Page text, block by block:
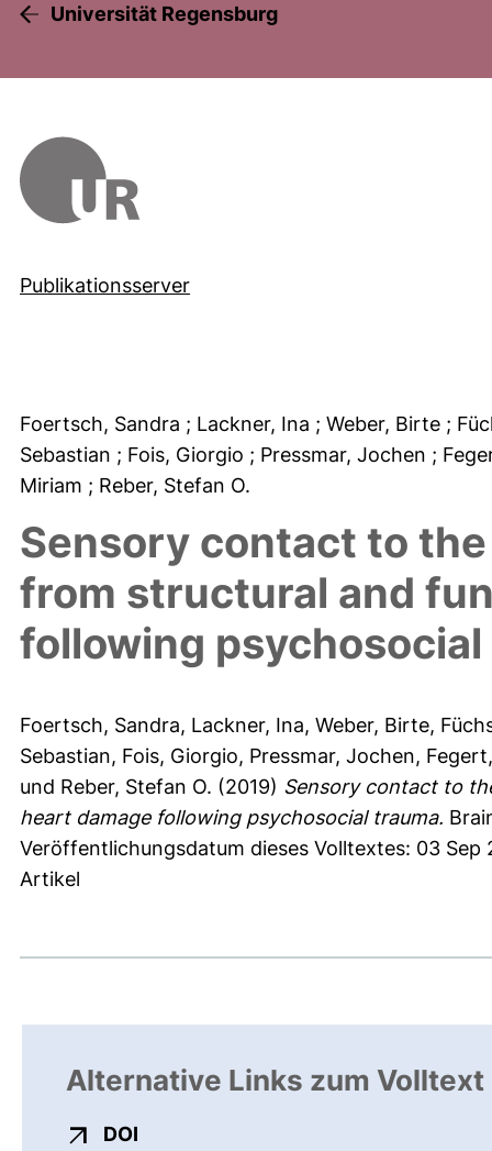
Universität Regensburg
Publikationsserver
Foertsch, Sandra ; Lackner, Ina ; Weber, Birte ;
Sebastian ; Fois, Giorgio ; Pressmar, Jochen ;
Miriam ; Reber, Stefan O.
Sensory contact to
from structural and
following
Foertsch, Sandra, Lackner, Ina, Weber, Birte,
Sebastian, Fois, Giorgio, Pressmar, Jochen,
und Reber, Stefan O. (2019) Sensory contact to
heart damage following psychosocial trauma.
Veröffentlichungsdatum dieses Volltextes: 03 Sep
Artikel
Alternative Links zum Volltext
DOI